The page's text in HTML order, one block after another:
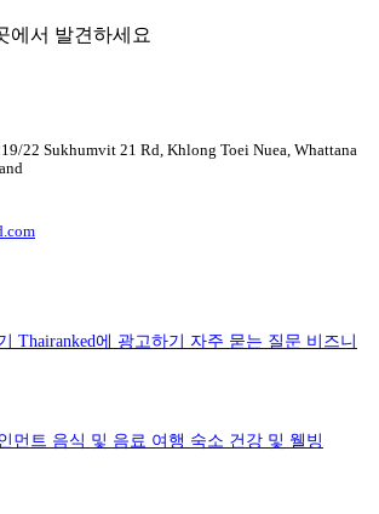
에서 발견하세요
22 Sukhumvit 21 Rd, Khlong Toei Nuea, Whattana
Thairanked에 광고하기 자주 묻는 질문 비즈니
먼트 음식 및 음료 여행 숙소 건강 및 웰빙